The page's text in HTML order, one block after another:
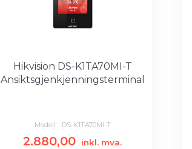
Hikvision DS-K1TA70MI-T
Ansiktsgjenkjenningsterminal
Modell: DS-K1TA70MI-T
2.880,00
inkl. mva.